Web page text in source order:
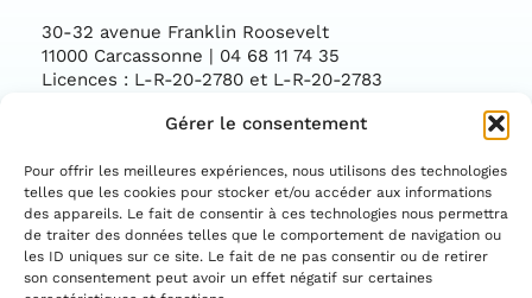
Gérer le consentement
Pour offrir les meilleures expériences, nous utilisons des technologies
telles que les cookies pour stocker et/ou accéder aux informations
des appareils. Le fait de consentir à ces technologies nous permettra
de traiter des données telles que le comportement de navigation ou
les ID uniques sur ce site. Le fait de ne pas consentir ou de retirer
son consentement peut avoir un effet négatif sur certaines
30-32 avenue Franklin Roosevelt
11000 Carcassonne | 04 68 11 74 35
Licences : L-R-20-2780 et L-R-20-2783
Facebook
ASSOCIATION CONVENTIONNÉE PAR LE
DÉPARTEMENT DE L'AUDE ET LA DIRECTION
RÉGIONALE DES AFFAIRES CULTURELLES